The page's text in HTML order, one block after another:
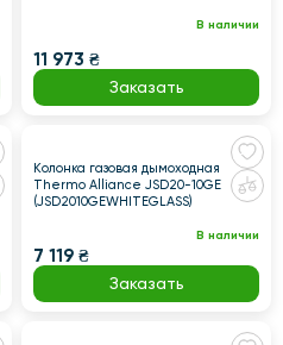
В наличии
11 973 ₴
Заказать
Колонка газовая дымоходная
Thermo Alliance JSD20-10GE
(JSD2010GEWHITEGLASS)
В наличии
7 119 ₴
Заказать